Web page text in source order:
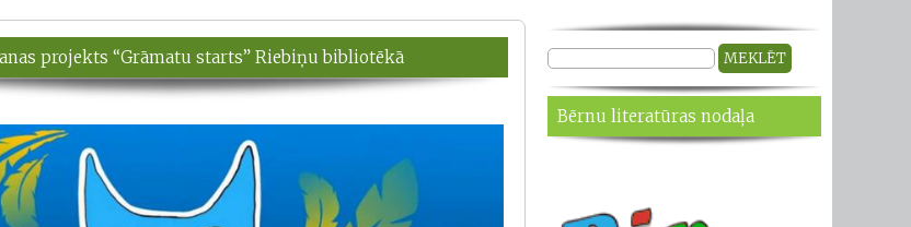
projekts “Grāmatu starts” Riebiņu bibliotēkā
Bērnu literatūras nodaļa